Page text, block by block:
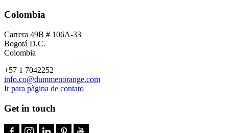
Colombia
Carrera 49B # 106A-33
Bogotá D.C.
Colombia
+57 1 7042252
info.co@dummenorange.com
Ir para pàgina de contato
Get in touch